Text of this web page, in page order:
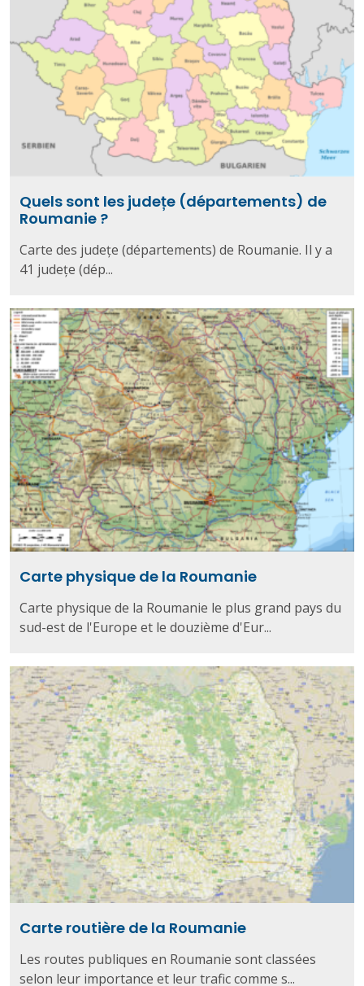
Quels sont les județe (départements) de
Roumanie ?
Carte des județe (départements) de Roumanie. Il y a
41 județe (dép...
Carte physique de la Roumanie
Carte physique de la Roumanie le plus grand pays du
sud-est de l'Europe et le douzième d'Eur...
Carte routière de la Roumanie
Les routes publiques en Roumanie sont classées
selon leur importance et leur trafic comme s...